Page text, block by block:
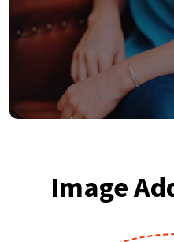
Image